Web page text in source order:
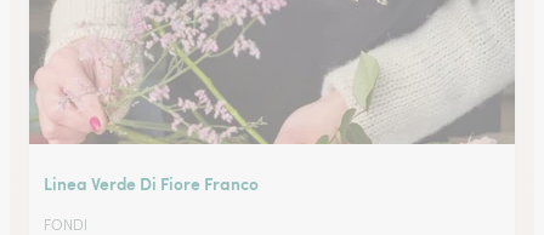
Linea Verde Di Fiore Franco
FONDI